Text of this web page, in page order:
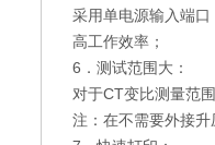
采用单电源输入端
高工作效率；
6．测试范围大：
对于CT变比测量范
注：在不需要外接